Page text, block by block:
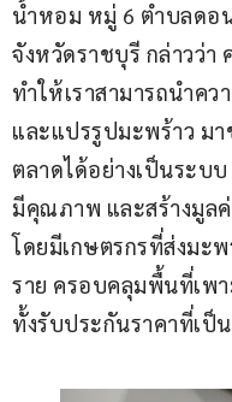
น้ำหอม หมู่ 6 ตำบลดอ
จังหวัดราชบุรี กล่าวว่า
ทำให้เราสามารถนำค
และแปรรูปมะพร้าว ม
ตลาดได้อย่างเป็นระ
มีคุณภาพ และสร้างมูล
โดยมีเกษตรกรที่ส่งมะพ
ราย ครอบคลุมพื้นที่เพา
ทั้งรับประกันราคาที่เป็